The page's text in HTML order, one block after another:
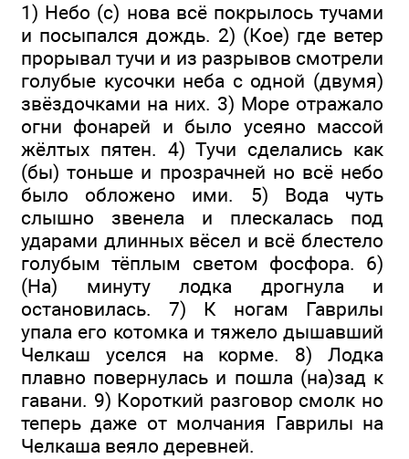
1) Небо (с) нова всё покрылось тучами
и посыпался дождь. 2) (Кое) где ветер
прорывал тучи и из разрывов смотрели
голубые кусочки неба с одной (двумя)
звёздочками на них. 3) Море отражало
огни фонарей и было усеяно массой
жёлтых пятен. 4) Тучи сделались как
(бы) тоньше и прозрачней но всё небо
было обложено ими. 5) Вода чуть
слышно звенела и плескалась под
ударами длинных вёсел и всё блестело
голубым тёплым светом фосфора. 6)
(На) минуту лодка дрогнула и
остановилась. 7) К ногам Гаврилы
упала его котомка и тяжело дышавший
Челкаш уселся на корме. 8) Лодка
плавно повернулась и пошла (на)зад к
гавани. 9) Короткий разговор смолк но
теперь даже от молчания Гаврилы на
Челкаша веяло деревней.